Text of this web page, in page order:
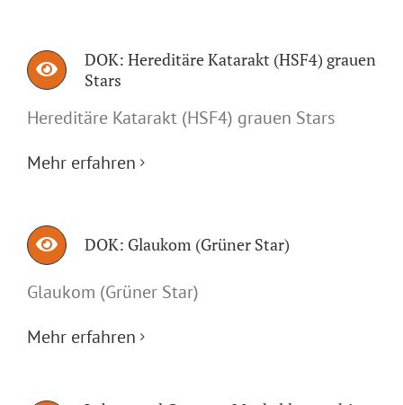
DOK: Hereditäre Katarakt (HSF4) grauen
Stars
Hereditäre Katarakt (HSF4) grauen Stars
Mehr erfahren
DOK: Glaukom (Grüner Star)
Glaukom (Grüner Star)
Mehr erfahren